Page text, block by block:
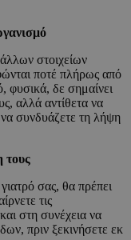
στοιχείων
ποτέ πλήρως από
φυσικά, δε σημαίνει
αλλά αντίθετα να
να συνδυάζετε τη λήψη
τους
σας, θα πρέπει
τις
στη συνέχεια να
πριν ξεκινήσετε εκ